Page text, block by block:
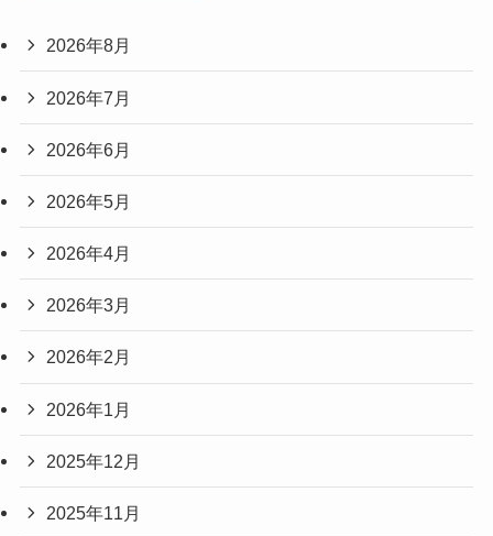
2026年8月
2026年7月
2026年6月
2026年5月
2026年4月
2026年3月
2026年2月
2026年1月
2025年12月
2025年11月